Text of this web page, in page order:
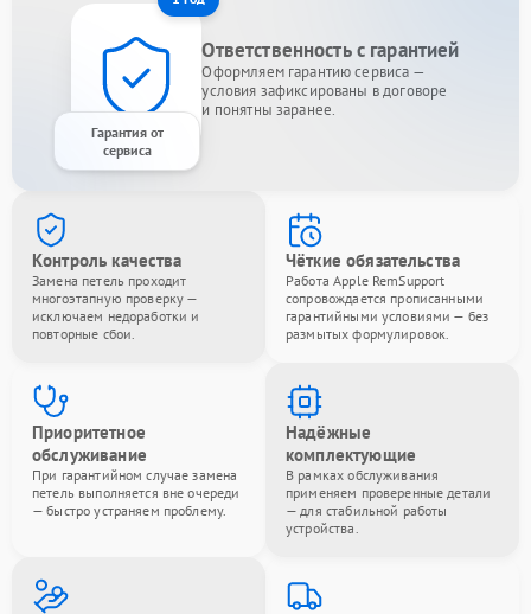
Гарантия от
сервиса
Ответственность с гарантией
Оформляем гарантию сервиса —
условия зафиксированы в договоре
и понятны заранее.
Контроль качества
Замена петель проходит
многоэтапную проверку —
исключаем недоработки и
повторные сбои.
Чёткие обязательства
Работа Apple RemSupport
сопровождается прописанными
гарантийными условиями — без
размытых формулировок.
Приоритетное
обслуживание
При гарантийном случае замена
петель выполняется вне очереди
— быстро устраняем проблему.
Надёжные
комплектующие
В рамках обслуживания
применяем проверенные детали
— для стабильной работы
устройства.